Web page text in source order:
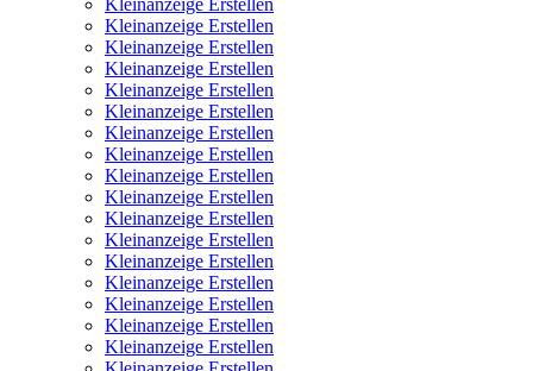
Kleinanzeige Erstellen
Kleinanzeige Erstellen
Kleinanzeige Erstellen
Kleinanzeige Erstellen
Kleinanzeige Erstellen
Kleinanzeige Erstellen
Kleinanzeige Erstellen
Kleinanzeige Erstellen
Kleinanzeige Erstellen
Kleinanzeige Erstellen
Kleinanzeige Erstellen
Kleinanzeige Erstellen
Kleinanzeige Erstellen
Kleinanzeige Erstellen
Kleinanzeige Erstellen
Kleinanzeige Erstellen